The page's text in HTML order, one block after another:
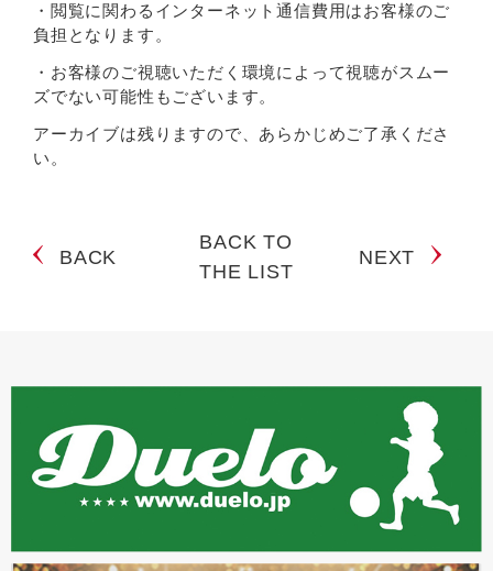
・閲覧に関わるインターネット通信費用はお客様のご
負担となります。
・お客様のご視聴いただく環境によって視聴がスムー
ズでない可能性もございます。
アーカイブは残りますので、あらかじめご了承くださ
い。
BACK
BACK TO
THE LIST
NEXT